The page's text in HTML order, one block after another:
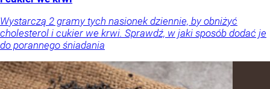
Wystarczą 2 gramy tych nasionek dziennie, by obniżyć
cholesterol i cukier we krwi. Sprawdź, w jaki sposób dodać je
do porannego śniadania